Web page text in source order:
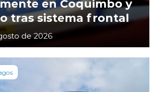
en Coquimbo y
tras sistema frontal
de 2026